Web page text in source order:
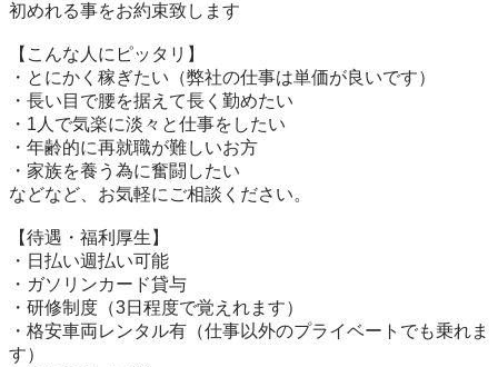
初めれる事をお約束致します
【こんな人にピッタリ】
・とにかく稼ぎたい（弊社の仕事は単価が良いです）
・長い目で腰を据えて長く勤めたい
・1人で気楽に淡々と仕事をしたい
・年齢的に再就職が難しいお方
・家族を養う為に奮闘したい
などなど、お気軽にご相談ください。
【待遇・福利厚生】
・日払い週払い可能
・ガソリンカード貸与
・研修制度（3日程度で覚えれます）
・格安車両レンタル有（仕事以外のプライベートでも乗れま
す）